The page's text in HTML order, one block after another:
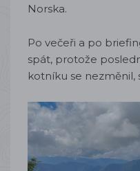
Norska.
Po večeři a po
spát, protože
kotníku se nezměnil,